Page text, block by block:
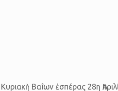
Βαΐων ἑσπέρας 28η